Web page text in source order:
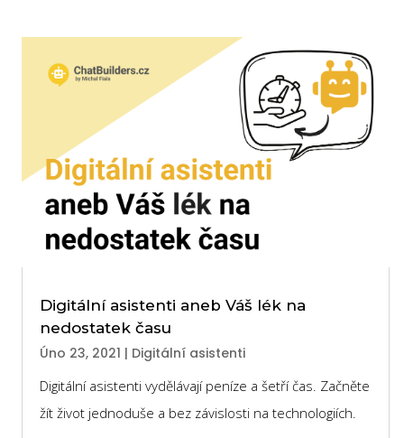
Digitální asistenti aneb Váš lék na
nedostatek času
Úno 23, 2021 | Digitální asistenti
Digitální asistenti vydělávají peníze a šetří čas. Začněte
žít život jednoduše a bez závislosti na technologiích.